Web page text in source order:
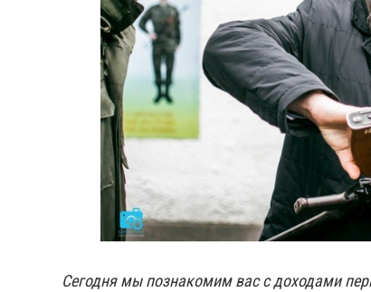
Сегодня мы познакомим вас с доходами